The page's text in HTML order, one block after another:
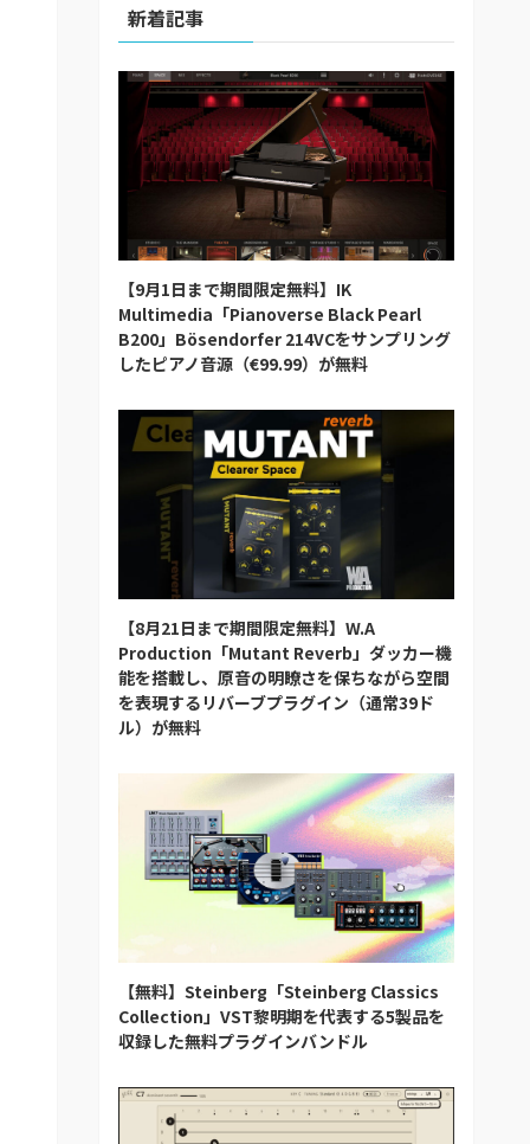
新着記事
【9月1日まで期間限定無料】IK
Multimedia「Pianoverse Black Pearl
B200」Bösendorfer 214VCをサンプリング
したピアノ音源（€99.99）が無料
【8月21日まで期間限定無料】W.A
Production「Mutant Reverb」ダッカー機
能を搭載し、原音の明瞭さを保ちながら空間
を表現するリバーブプラグイン（通常39ド
ル）が無料
【無料】Steinberg「Steinberg Classics
Collection」VST黎明期を代表する5製品を
収録した無料プラグインバンドル